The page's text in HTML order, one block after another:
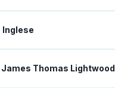
Inglese
James Thomas Lightwood